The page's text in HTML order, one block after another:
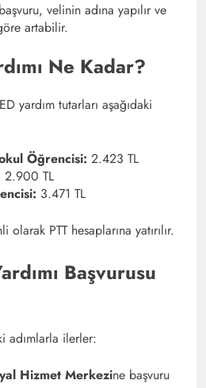
velinin adına yapılır ve
artabilir.
Ne Kadar?
yardım tutarları aşağıdaki
Öğrencisi: 2.423 TL
2.900 TL
3.471 TL
PTT hesaplarına yatırılır.
Başvurusu
adımlarla ilerler:
Hizmet Merkezine başvuru